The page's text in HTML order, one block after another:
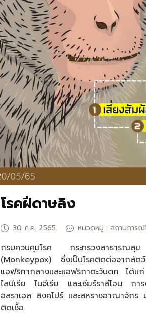
โรคฝีดาษลิง
30 ก.ค. 2565 หมวดหมู่ : สถานการณ์
กรมควบคุมโรค กระทรวงสาธารณสุข
(Monkeypox) ซึ่งเป็นโรคติดต่อจากสัต
แอฟริกากลางและแอฟริกาตะวันตก ไ
ไลบีเรีย ไนจีเรีย และเซียร์ราลีโอน กา
อิสราเอล สิงคโปร์ และสหราชอาณาจักร
ติดเชื้อ